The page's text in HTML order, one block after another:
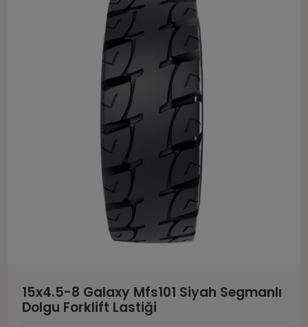
15x4.5-8 Galaxy Mfs101 Siyah Segmanlı
Dolgu Forklift Lastiği